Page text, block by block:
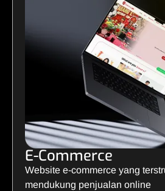
E-Commerce
Website e-commerce yang
mendukung penjualan online